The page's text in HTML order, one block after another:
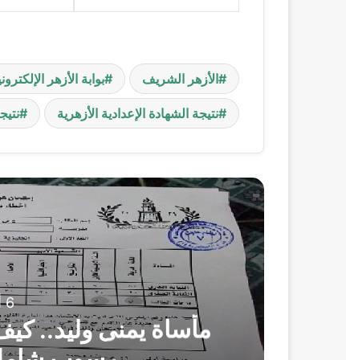
الأزهر الشريف بوابة الأزهر
نتيجة الشهادة الإعدادية الأزهرية
6 أغسطس، 2026